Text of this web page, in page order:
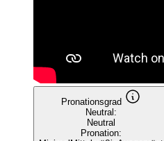
Pronationsgrad
Neutral:
Neutral
Pronation: